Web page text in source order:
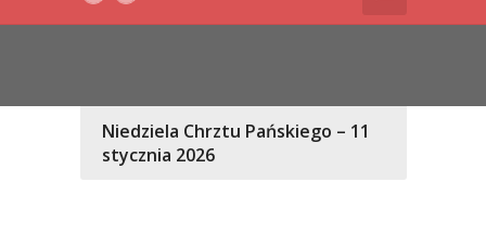
Niedziela Chrztu Pańskiego – 11
stycznia 2026